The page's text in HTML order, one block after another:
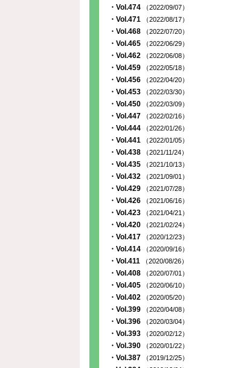
・Vol.474 （2022/09/07）
・Vol.471 （2022/08/17）
・Vol.468 （2022/07/20）
・Vol.465 （2022/06/29）
・Vol.462 （2022/06/08）
・Vol.459 （2022/05/18）
・Vol.456 （2022/04/20）
・Vol.453 （2022/03/30）
・Vol.450 （2022/03/09）
・Vol.447 （2022/02/16）
・Vol.444 （2022/01/26）
・Vol.441 （2022/01/05）
・Vol.438 （2021/11/24）
・Vol.435 （2021/10/13）
・Vol.432 （2021/09/01）
・Vol.429 （2021/07/28）
・Vol.426 （2021/06/16）
・Vol.423 （2021/04/21）
・Vol.420 （2021/02/24）
・Vol.417 （2020/12/23）
・Vol.414 （2020/09/16）
・Vol.411 （2020/08/26）
・Vol.408 （2020/07/01）
・Vol.405 （2020/06/10）
・Vol.402 （2020/05/20）
・Vol.399 （2020/04/08）
・Vol.396 （2020/03/04）
・Vol.393 （2020/02/12）
・Vol.390 （2020/01/22）
・Vol.387 （2019/12/25）